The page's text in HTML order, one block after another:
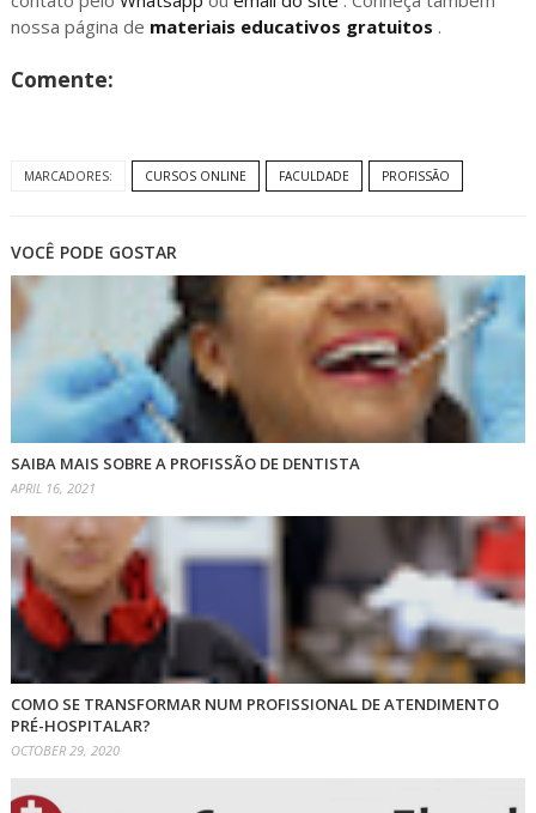
nossa página de materiais educativos gratuitos .
Comente:
MARCADORES: CURSOS ONLINE FACULDADE PROFISSÃO
VOCÊ PODE GOSTAR
SAIBA MAIS SOBRE A PROFISSÃO DE DENTISTA
APRIL 16, 2021
COMO SE TRANSFORMAR NUM PROFISSIONAL DE ATENDIMENTO
PRÉ-HOSPITALAR?
OCTOBER 29, 2020